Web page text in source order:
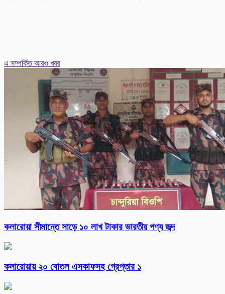
এ সম্পর্কিত আরও খবর
কলারোয়া সীমান্তে সাড়ে ১০ লাখ টাকার ভারতীয় পণ্য জব্দ
কলারোয়ায় ২০ বোতল এসকাফসহ গ্রেপ্তার ১